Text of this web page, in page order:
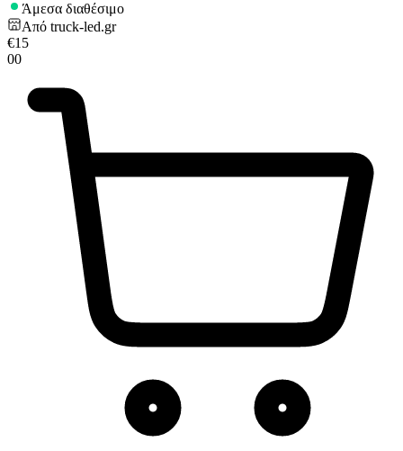
Άμεσα διαθέσιμο
Από truck-led.gr
€15
00